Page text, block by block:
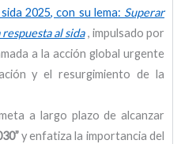
2025, con su lema: Superar
al sida, impulsado por
a la acción global urgente
y el resurgimiento de la
a largo plazo de alcanzar
y enfatiza la importancia del